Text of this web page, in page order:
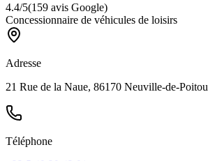
4.4/5(159 avis Google)
Concessionnaire de véhicules de loisirs
Adresse
21 Rue de la Naue, 86170 Neuville-de-Poitou
Téléphone